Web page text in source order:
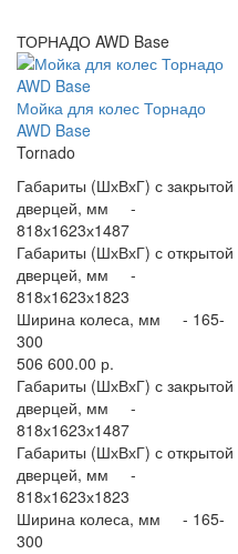
ТОРНАДО AWD Base
Мойка для колес Торнадо
AWD Base
Tornado
Габариты (ШхВхГ) с закрытой
дверцей, мм -
818х1623х1487
Габариты (ШхВхГ) с открытой
дверцей, мм -
818х1623х1823
Ширина колеса, мм - 165-
300
506 600.00 р.
Габариты (ШхВхГ) с закрытой
дверцей, мм -
818х1623х1487
Габариты (ШхВхГ) с открытой
дверцей, мм -
818х1623х1823
Ширина колеса, мм - 165-
300